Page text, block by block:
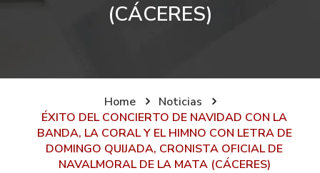
(CÁCERES)
Home
Noticias
ÉXITO DEL CONCIERTO DE NAVIDAD CON LA
BANDA, LA CORAL Y EL HIMNO CON LETRA DE
DOMINGO QUIJADA, CRONISTA OFICIAL DE
NAVALMORAL DE LA MATA (CÁCERES)